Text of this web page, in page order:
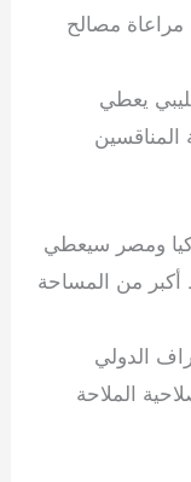
مراعاة مصالح
يعطي
المناقسين
ومصر سيعطي
من المساحة
الدولي
الملاحة